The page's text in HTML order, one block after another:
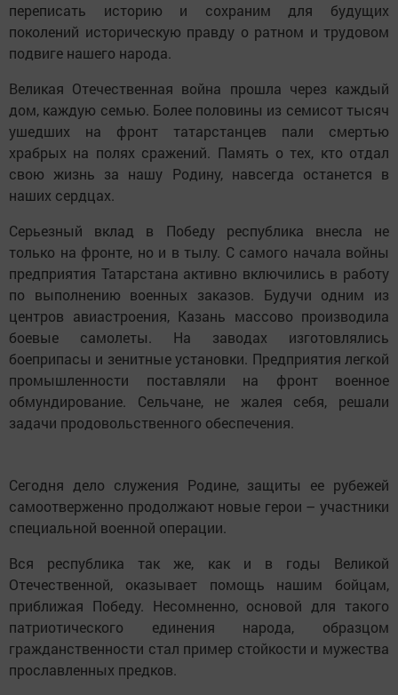
переписать историю и сохраним для будущих
поколений историческую правду о ратном и трудовом
подвиге нашего народа.
Великая Отечественная война прошла через каждый
дом, каждую семью. Более половины из семисот тысяч
ушедших на фронт татарстанцев пали смертью
храбрых на полях сражений. Память о тех, кто отдал
свою жизнь за нашу Родину, навсегда останется в
наших сердцах.
Серьезный вклад в Победу республика внесла не
только на фронте, но и в тылу. С самого начала войны
предприятия Татарстана активно включились в работу
по выполнению военных заказов. Будучи одним из
центров авиастроения, Казань массово производила
боевые самолеты. На заводах изготовлялись
боеприпасы и зенитные установки. Предприятия легкой
промышленности поставляли на фронт военное
обмундирование. Сельчане, не жалея себя, решали
задачи продовольственного обеспечения.
Сегодня дело служения Родине, защиты ее рубежей
самоотверженно продолжают новые герои – участники
специальной военной операции.
Вся республика так же, как и в годы Великой
Отечественной, оказывает помощь нашим бойцам,
приближая Победу. Несомненно, основой для такого
патриотического единения народа, образцом
гражданственности стал пример стойкости и мужества
прославленных предков.